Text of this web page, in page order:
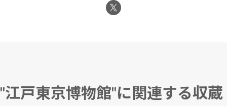
"江戸東京博物館"に関連する収蔵